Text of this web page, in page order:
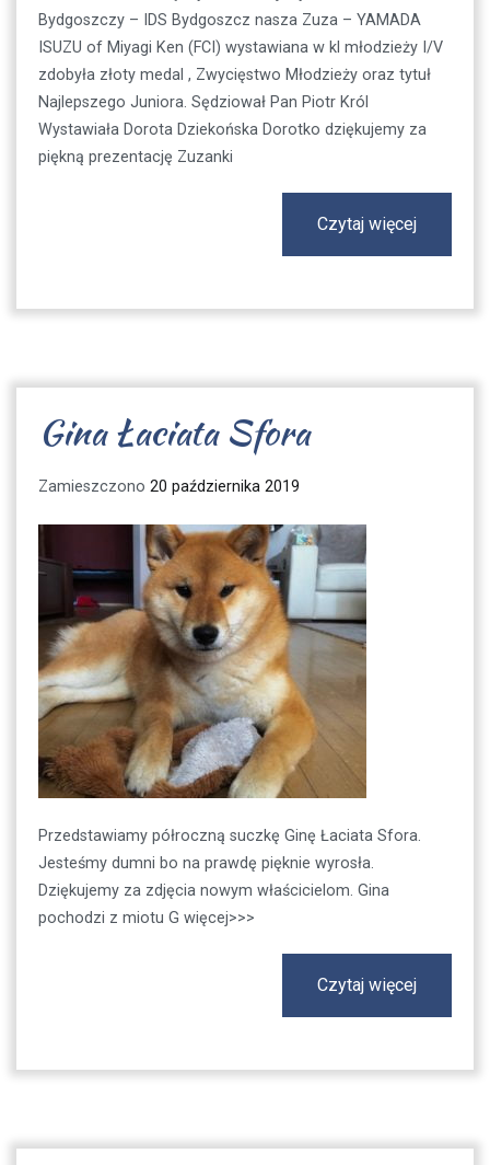
Bydgoszczy – IDS Bydgoszcz nasza Zuza – YAMADA
ISUZU of Miyagi Ken (FCI) wystawiana w kl młodzieży I/V
zdobyła złoty medal , Zwycięstwo Młodzieży oraz tytuł
Najlepszego Juniora. Sędziował Pan Piotr Król
Wystawiała Dorota Dziekońska Dorotko dziękujemy za
piękną prezentację Zuzanki
Czytaj więcej
Gina Łaciata Sfora
Zamieszczono 20 października 2019
Przedstawiamy półroczną suczkę Ginę Łaciata Sfora.
Jesteśmy dumni bo na prawdę pięknie wyrosła.
Dziękujemy za zdjęcia nowym właścicielom. Gina
pochodzi z miotu G więcej>>>
Czytaj więcej